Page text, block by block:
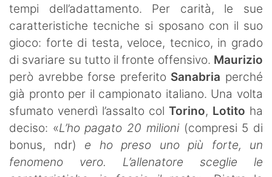
tempi dell’adattamento. Per carità, le sue
caratteristiche tecniche si sposano con il suo
gioco: forte di testa, veloce, tecnico, in grado
di svariare su tutto il fronte offensivo. Maurizio
però avrebbe forse preferito Sanabria perché
già pronto per il campionato italiano. Una volta
sfumato venerdì l’assalto col Torino, Lotito ha
deciso: «L’ho pagato 20 milioni(compresi 5 di
bonus, ndr) e ho preso uno più forte, un
fenomeno vero. L’allenatore sceglie le